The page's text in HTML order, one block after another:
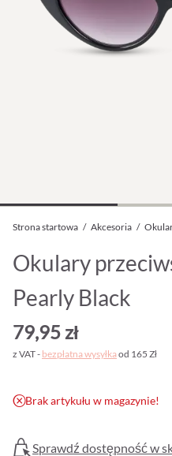
Strona startowa / Akcesoria /
Okulary
Pearly Black
79,95 zł
z VAT - bezpłatna wysyłkaod 165 Zł
Brak artykułu w magazynie!
Sprawdź dostępność w